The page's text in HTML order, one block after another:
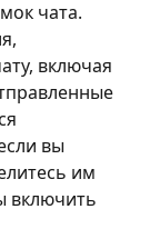
чата.
включая
вы
им
включить